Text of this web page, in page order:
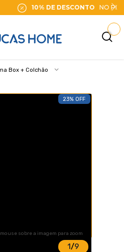
DESCONTONO PIX
Box + Colchão
23% OFF
1/9
sobre a imagem para zoom